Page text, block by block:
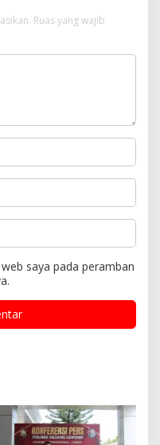
Ruas yang wajib
saya pada peramban